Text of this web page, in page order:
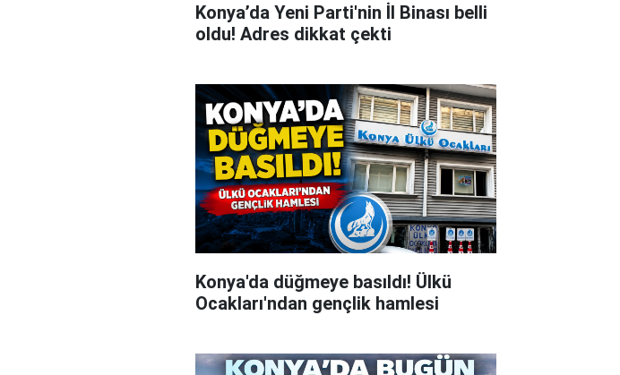
Konya’da Yeni Parti'nin İl Binası belli
oldu! Adres dikkat çekti
Konya'da düğmeye basıldı! Ülkü
Ocakları'ndan gençlik hamlesi